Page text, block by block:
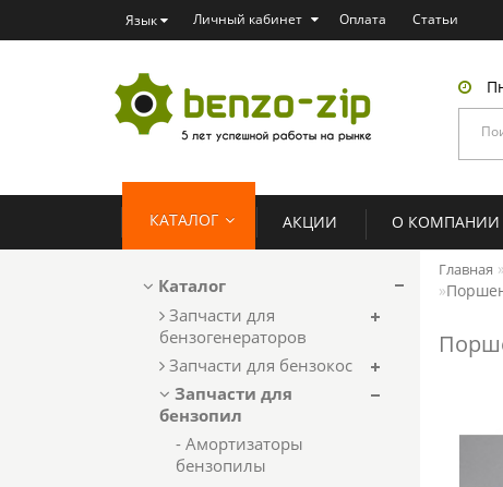
Язык Личный кабинет Оплата Статьи
КАТАЛОГ АКЦИИ О КОМПАНИИ
Каталог
Запчасти для
бензогенераторов
Запчасти для бензокос
Запчасти для
бензопил
- Амортизаторы
бензопилы
Главная